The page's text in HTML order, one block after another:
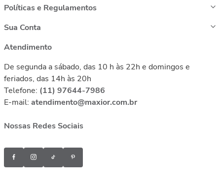
Políticas e Regulamentos
Sua Conta
Atendimento
De segunda a sábado, das 10 h às 22h e domingos e
feriados, das 14h às 20h
Telefone: (11) 97644-7986
E-mail: atendimento@maxior.com.br
Nossas Redes Sociais